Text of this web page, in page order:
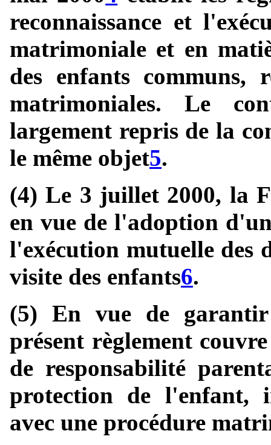
reconnaissance et
matrimoniale et en
des enfants communs,
matrimoniales. Le
largement repris de la
le même objet5.
(4) Le 3 juillet 2000, la
en vue de l'adoption
l'exécution mutuelle des
visite des enfants6.
(5) En vue de
présent règlement
de responsabilité
protection de l'enfant,
avec une procédure